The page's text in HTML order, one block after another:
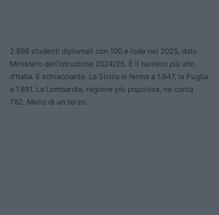
2.898 studenti diplomati con 100 e lode nel 2025, dato
Ministero dell’Istruzione 2024/25. È il numero più alto
d’Italia. E schiacciante. La Sicilia si ferma a 1.947, la Puglia
a 1.891. La Lombardia, regione più popolosa, ne conta
782. Meno di un terzo.